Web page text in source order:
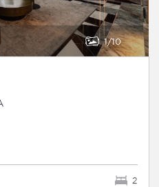
1 10
2